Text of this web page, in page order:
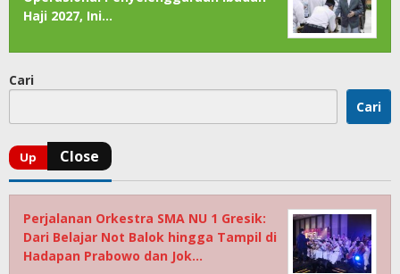
Haji 2027, Ini…
Cari
Cari
Perjalanan Orkestra SMA NU 1 Gresik:
Dari Belajar Not Balok hingga Tampil di
Hadapan Prabowo dan Jok…